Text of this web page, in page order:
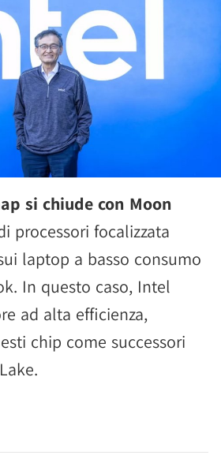
si chiude con Moon
processori focalizzata
laptop a basso consumo
In questo caso, Intel
ad alta efficienza,
chip come successori